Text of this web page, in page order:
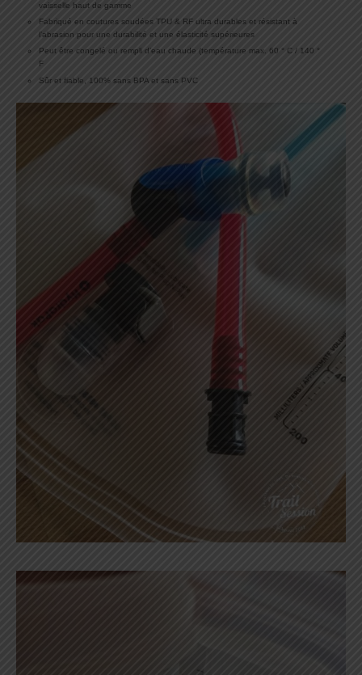
vaisselle haut de gamme
Fabriqué en coutures soudées TPU & RF ultra durables et résistant à
l’abrasion pour une durabilité et une élasticité supérieures
Peut être congelé ou rempli d’eau chaude (température max. 60 ° C / 140 °
F
Sûr et fiable, 100% sans BPA et sans PVC